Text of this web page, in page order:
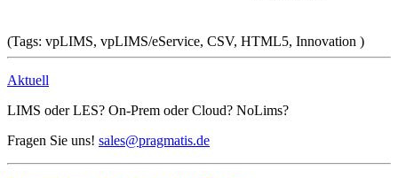
(Tags: vpLIMS, vpLIMS/eService, CSV, HTML5, Innovation )
Aktuell
LIMS oder LES? On-Prem oder Cloud? NoLims?
Fragen Sie uns! sales@pragmatis.de